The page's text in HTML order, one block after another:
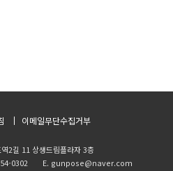
이메일무단수집거부
2길 11 상생드림플라자 3층
0302 E. gunpose@naver.com